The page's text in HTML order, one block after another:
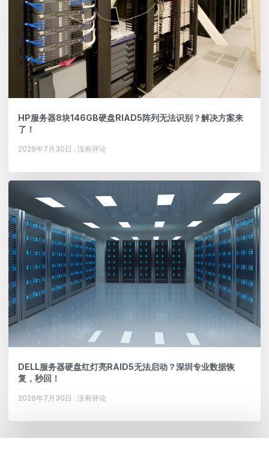
HP服务器8块146GB硬盘RIAD5阵列无法识别？解决方案来
了！
2026年7月30日 没有评论
DELL服务器硬盘红灯亮RAID5无法启动？深圳专业数据恢
复，秒回！
2026年7月30日 没有评论